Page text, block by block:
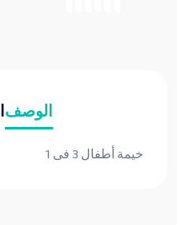
الوصف
خيمة أطفال 3 فى 1